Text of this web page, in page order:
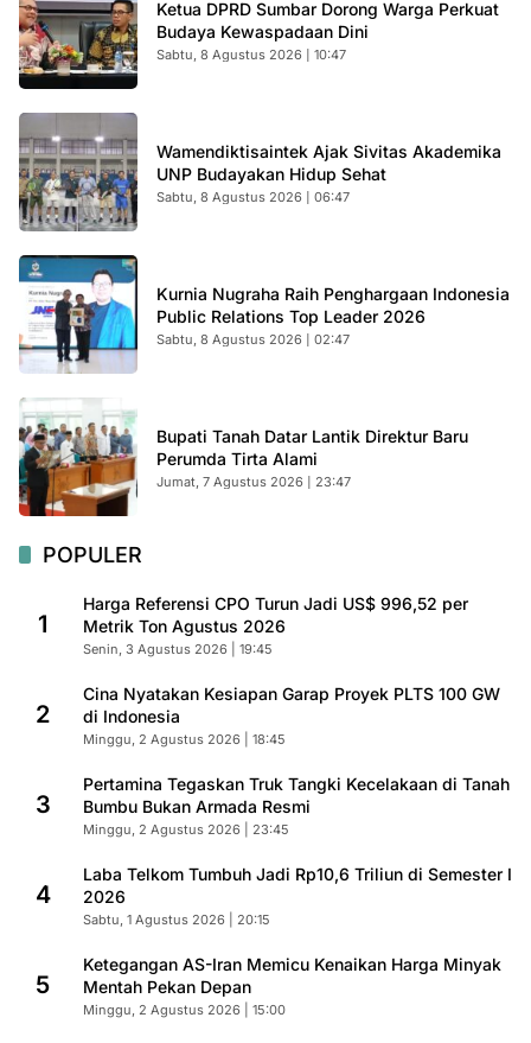
Ketua DPRD Sumbar Dorong Warga Perkuat
Budaya Kewaspadaan Dini
Sabtu, 8 Agustus 2026 | 10:47
Wamendiktisaintek Ajak Sivitas Akademika
UNP Budayakan Hidup Sehat
Sabtu, 8 Agustus 2026 | 06:47
Kurnia Nugraha Raih Penghargaan Indonesia
Public Relations Top Leader 2026
Sabtu, 8 Agustus 2026 | 02:47
Bupati Tanah Datar Lantik Direktur Baru
Perumda Tirta Alami
Jumat, 7 Agustus 2026 | 23:47
POPULER
1
Harga Referensi CPO Turun Jadi US$ 996,52 per
Metrik Ton Agustus 2026
Senin, 3 Agustus 2026 | 19:45
2
Cina Nyatakan Kesiapan Garap Proyek PLTS 100 GW
di Indonesia
Minggu, 2 Agustus 2026 | 18:45
3
Pertamina Tegaskan Truk Tangki Kecelakaan di Tanah
Bumbu Bukan Armada Resmi
Minggu, 2 Agustus 2026 | 23:45
4
Laba Telkom Tumbuh Jadi Rp10,6 Triliun di Semester I
2026
Sabtu, 1 Agustus 2026 | 20:15
5
Ketegangan AS-Iran Memicu Kenaikan Harga Minyak
Mentah Pekan Depan
Minggu, 2 Agustus 2026 | 15:00